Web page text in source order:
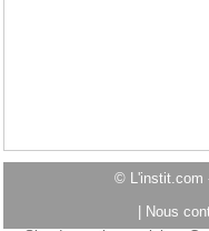
© L'instit.com
Nous